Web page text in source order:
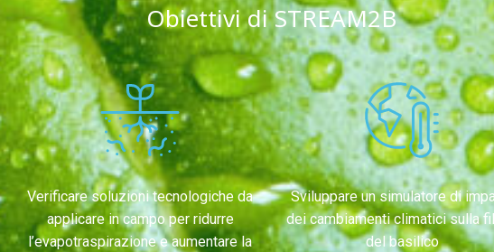
Obiettivi di STREAM2B
Verificare soluzioni tecnologiche da
applicare in campo per ridurre
l’evapotraspirazione e aumentare la
Sviluppare un simulatore di
dei cambiamenti climatici sulla
del basilico